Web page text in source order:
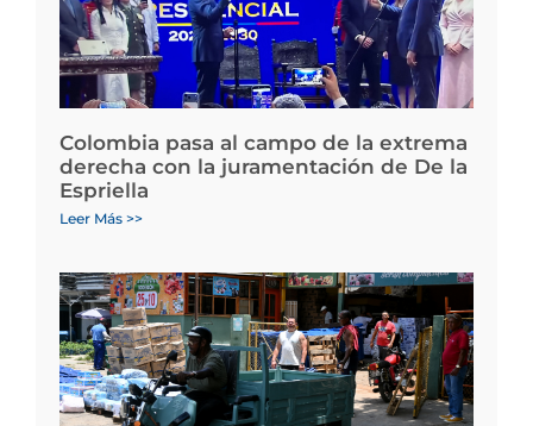
Colombia pasa al campo de la extrema
derecha con la juramentación de De la
Espriella
Leer Más >>